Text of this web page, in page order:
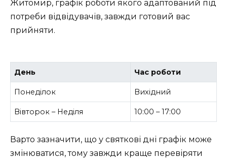
Житомир, графік роботи якого адаптований під
потреби відвідувачів, завжди готовий вас
прийняти.
День Час роботи
Понеділок Вихідний
Вівторок – Неділя 10:00 – 17:00
Варто зазначити, що у святкові дні графік може
змінюватися, тому завжди краще перевіряти